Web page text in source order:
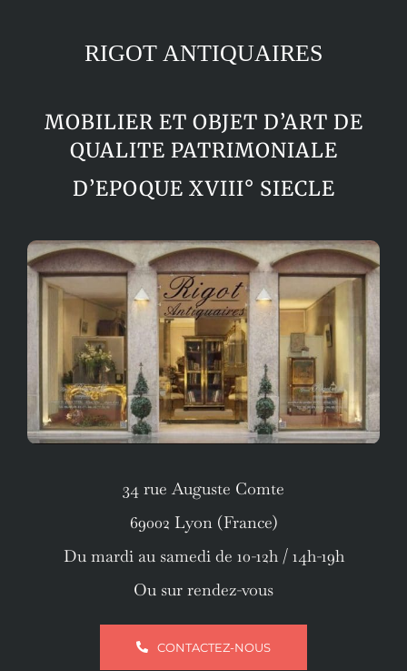
RIGOT ANTIQUAIRES
MOBILIER ET OBJET D’ART DE
QUALITE PATRIMONIALE
D’EPOQUE XVIII° SIECLE
34 rue Auguste Comte
69002 Lyon (France)
Du mardi au samedi de 10-12h / 14h-19h
Ou sur rendez-vous
CONTACTEZ-NOUS